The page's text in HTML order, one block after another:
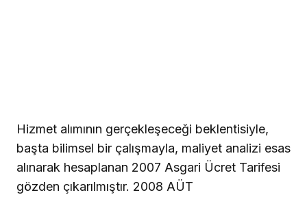
Hizmet alımının gerçekleşeceği beklentisiyle,
başta bilimsel bir çalışmayla, maliyet analizi esas
alınarak hesaplanan 2007 Asgari Ücret Tarifesi
gözden çıkarılmıştır. 2008 AÜT